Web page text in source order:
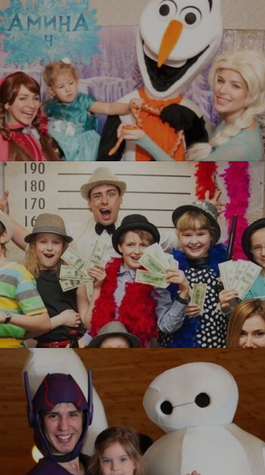
УЗНАТЬ БОЛЬШЕ
УЗНАТЬ БОЛЬШЕ
Холодное сердеце
УЗНАТЬ БОЛЬШЕ
Гангстеры